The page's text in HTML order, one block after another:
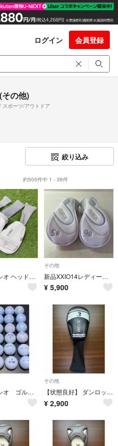
ログイン 会員登録
の他)
スポーツ/アウトドア
絞り込み
約500件中 1 - 36件
XXIO ゼクシオ ヘッドカバー 3点セット H4 7番 4番 レディース フェアウェイウッド ユーティリティ FW UT
その他
新品XXIO14レディース 純正 UT用ヘッドカバー 5番 6番 2個
¥ 5,900
XXIO ゼクシオ ゴルフボール 24個セット
その他
【状態良好】 ダンロップ XXIO11 ゼクシオ11 フェアウェイウッド用 ヘッドカバー 3W
¥ 2,900